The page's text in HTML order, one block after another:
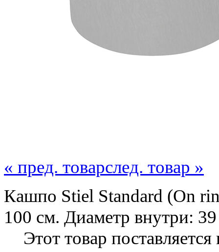
« пред. товарслед. товар »
Кашпо Stiel Standard (On
100 см. Диаметр внутри:
Этот товар